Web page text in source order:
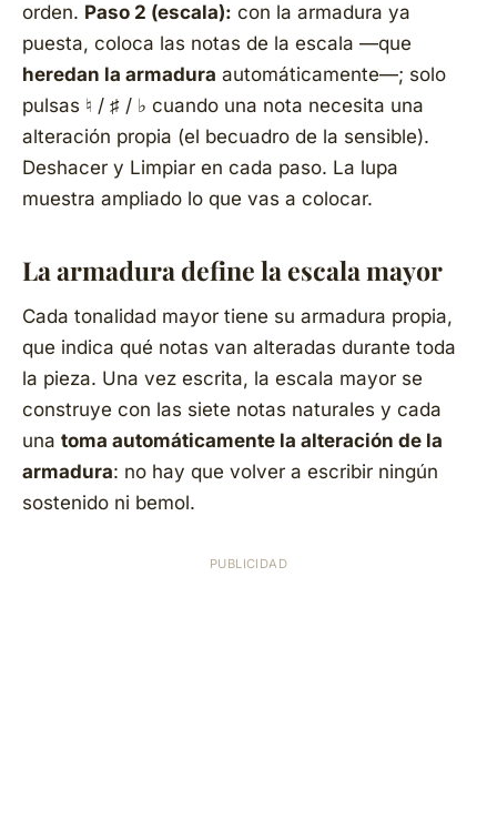
orden. Paso 2 (escala): con la armadura ya
puesta, coloca las notas de la escala —que
heredan la armadura automáticamente—; solo
pulsas ♮ / ♯ / ♭ cuando una nota necesita una
alteración propia (el becuadro de la sensible).
Deshacer y Limpiar en cada paso. La lupa
muestra ampliado lo que vas a colocar.
La armadura define la escala mayor
Cada tonalidad mayor tiene su armadura propia,
que indica qué notas van alteradas durante toda
la pieza. Una vez escrita, la escala mayor se
construye con las siete notas naturales y cada
una toma automáticamente la alteración de la
armadura: no hay que volver a escribir ningún
sostenido ni bemol.